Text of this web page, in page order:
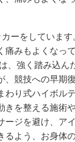
ーをしていま
みもよくなっ
、強く踏み込ん
競技への早期
り式ハイボル
を整える施術
ジを避け、ア
よう、お身体